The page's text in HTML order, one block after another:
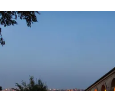
EVENTI